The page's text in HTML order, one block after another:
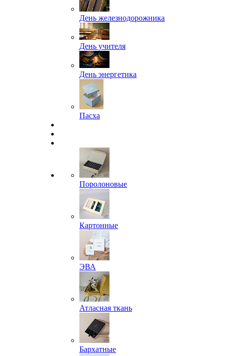
День железнодорожника
День учителя
День энергетика
Пасха
Поролоновые
Картонные
ЭВА
Атласная ткань
Бархатные